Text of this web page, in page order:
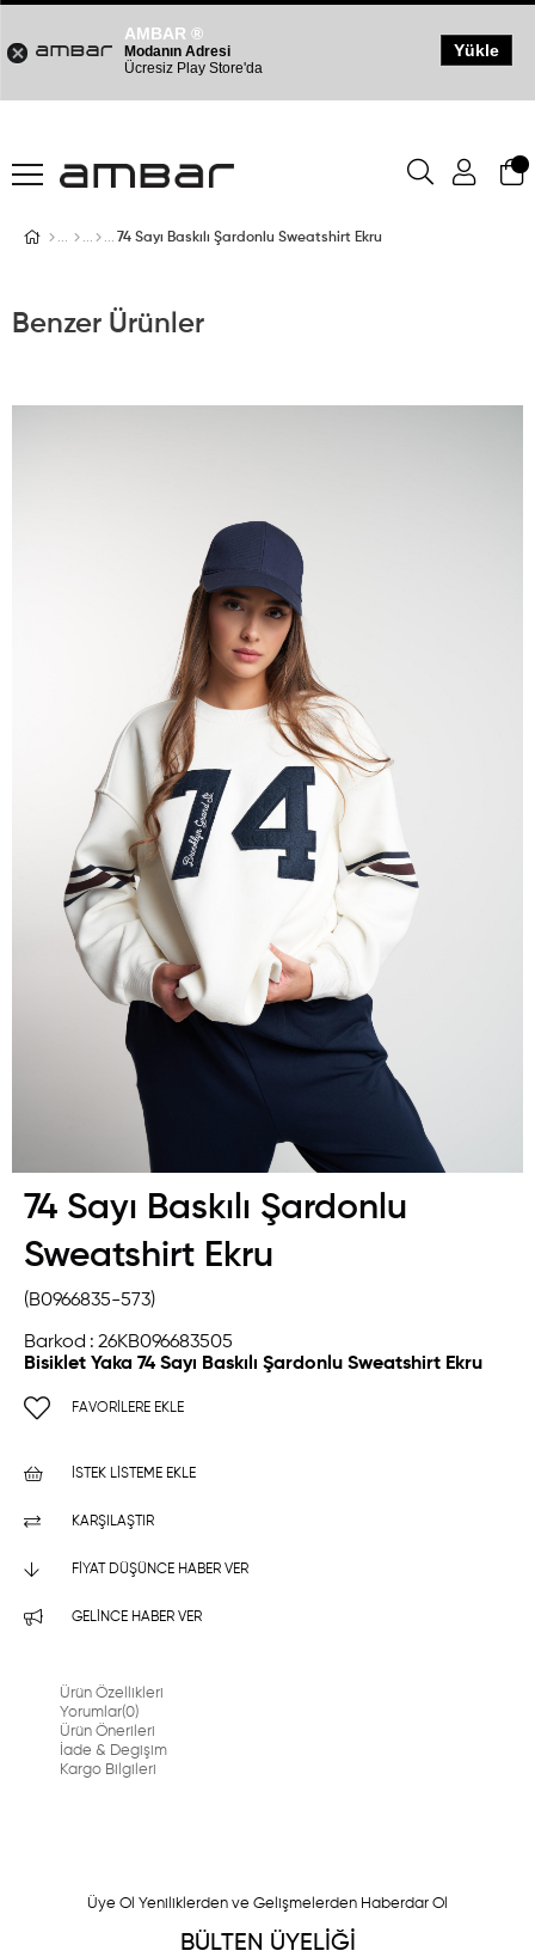
74 Sayı Baskılı Şardonlu Sweatshirt Ekru
Benzer Ürünler
74 Sayı Baskılı Şardonlu
Sweatshirt Ekru
(B0966835-573)
Barkod : 26KB096683505
Bisiklet Yaka 74 Sayı Baskılı Şardonlu Sweatshirt Ekru
FAVORILERE EKLE
İSTEK LISTEME EKLE
KARŞILAŞTIR
FIYAT DÜŞÜNCE HABER VER
GELINCE HABER VER
Ürün Özellikleri
Yorumlar(0)
Ürün Önerileri
İade & Degişim
Kargo Bilgileri
Üye Ol Yeniliklerden ve Gelişmelerden Haberdar Ol
BÜLTEN ÜYELİĞİ
AMBAR ®
Modanın Adresi
Ücresiz Play Store'da
Yükle